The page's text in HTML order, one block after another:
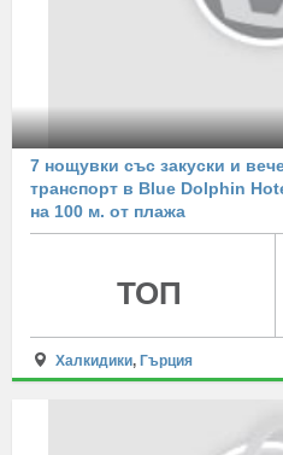
7 нощувки със закуски и
транспорт в Blue Dolphin
на 100 м. от плажа
ТОП
Халкидики, Гърция